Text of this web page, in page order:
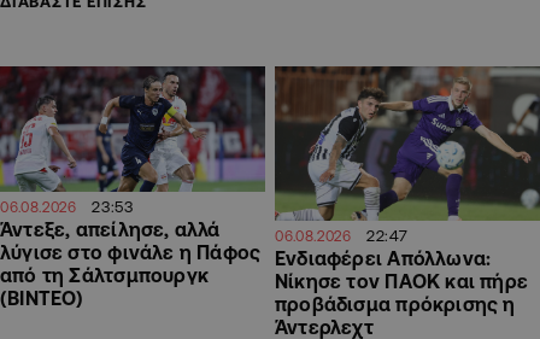
06.08.2026 23:53
Άντεξε, απείλησε, αλλά
λύγισε στο φινάλε η Πάφος
από τη Σάλτσμπουργκ
(BINTEO)
06.08.2026 22:47
Ενδιαφέρει Απόλλωνα:
Νίκησε τον ΠΑΟΚ και πήρε
προβάδισμα πρόκρισης η
Άντερλεχτ